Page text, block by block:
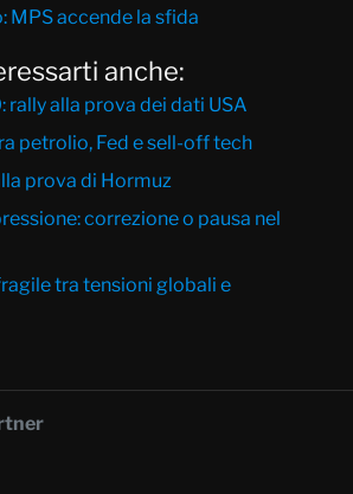
MPS accende la sfida
anche:
rally alla prova dei dati USA
petrolio, Fed e sell-off tech
prova di Hormuz
correzione o pausa nel
tra tensioni globali e